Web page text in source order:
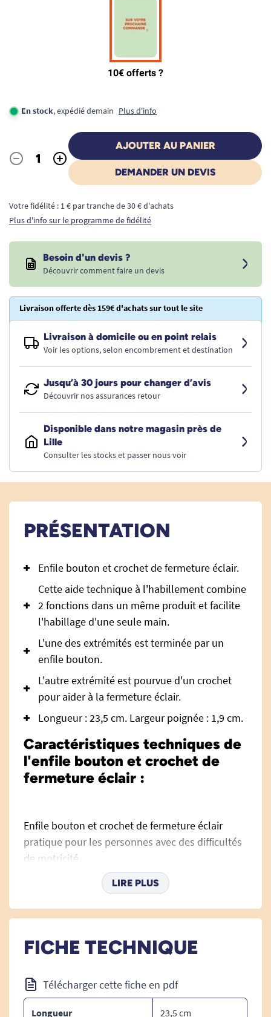
En stock, expédié demain Plus d'info
Quantité
- +
AJOUTER AU PANIER
DEMANDER UN DEVIS
Votre fidélité : 1 € par tranche de 30 € d'achats
Plus d'info sur le programme de fidélité
Besoin d'un devis ?
Découvrir comment faire un devis
Livraison offerte dès 159€ d'achats sur tout le site
Livraison à domicile ou en point relais
Voir les options, selon encombrement et destination
Jusqu’à 30 jours pour changer d’avis
Découvrir nos assurances retour
Disponible dans notre magasin près de
Lille
Consulter les stocks et passer nous voir
PRÉSENTATION
Enfile bouton et crochet de fermeture éclair.
Cette aide technique à l'habillement combine
2 fonctions dans un même produit et facilite
l'habillage d'une seule main.
L'une des extrémités est terminée par un
enfile bouton.
L'autre extrémité est pourvue d'un crochet
pour aider à la fermeture éclair.
Longueur : 23,5 cm. Largeur poignée : 1,9 cm.
Caractéristiques techniques de
l'enfile bouton et crochet de
fermeture éclair :
Enfile bouton et crochet de fermeture éclair
pratique pour les personnes avec des difficultés
de motricité.
Cette aide technique à l'habillement combine 2
fonctions dans un même produit et facilite
l'habillage d'une seule main.
bouton.
L'autre extrémité est pourvue d'un crochet pour
Longueur : 23,5 cm.
Largeur poignée : 1,9 cm.
LIRE PLUS
FICHE TECHNIQUE
Télécharger cette fiche en pdf
Longueur 23,5 cm